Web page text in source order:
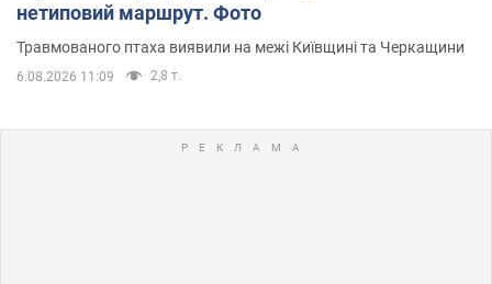
нетиповий маршрут. Фото
Травмованого птаха виявили на межі Київщині та Черкащини
6.08.2026 11:09 2,8 т.